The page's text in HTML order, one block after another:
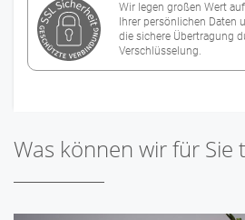
Wir legen großen Wert
Ihrer persönlichen Daten
die sichere Übertragung
Verschlüsselung.
Was können wir für Sie